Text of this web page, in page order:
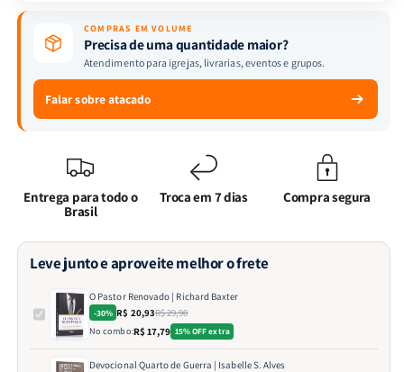
COMPRAS EM VOLUME
Precisa de uma quantidade maior?
Atendimento para igrejas, livrarias, eventos e grupos.
Falar sobre atacado
Entrega para todo o
Brasil
Troca em 7 dias Compra segura
Leve junto e aproveite melhor o frete
O Pastor Renovado | Richard Baxter
-30% R$ 20,93R$ 29,90
No combo:R$ 17,79 15% OFF extra
Devocional Quarto de Guerra | Isabelle S. Alves